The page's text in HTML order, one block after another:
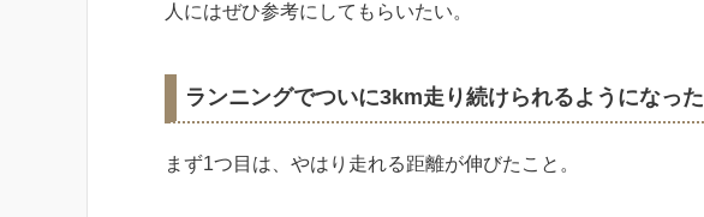
人にはぜひ参考にしてもらいたい。
ランニングでついに3km走り続けられるようになった
まず1つ目は、やはり走れる距離が伸びたこと。